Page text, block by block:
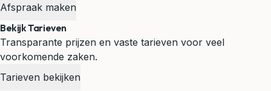
Afspraak maken
Bekijk Tarieven
Transparante prijzen en vaste tarieven voor veel
voorkomende zaken.
Tarieven bekijken